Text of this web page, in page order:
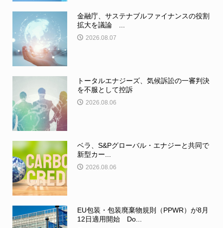
金融庁、サステナブルファイナンスの役割
拡大を議論 ...
2026.08.07
トータルエナジーズ、気候訴訟の一審判決
を不服として控訴
2026.08.06
ベラ、S&Pグローバル・エナジーと共同で
新型カー...
2026.08.06
EU包装・包装廃棄物規則（PPWR）が8月
12日適用開始 Do...